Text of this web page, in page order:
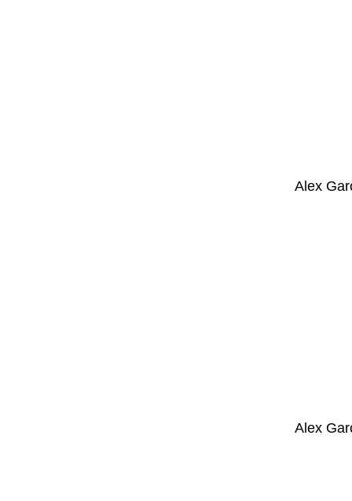
Alex
Alex